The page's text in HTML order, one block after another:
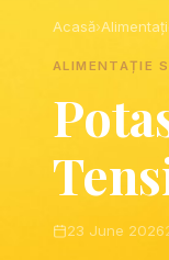
Acasă›
ALIMENTAȚIE
23 June 2026